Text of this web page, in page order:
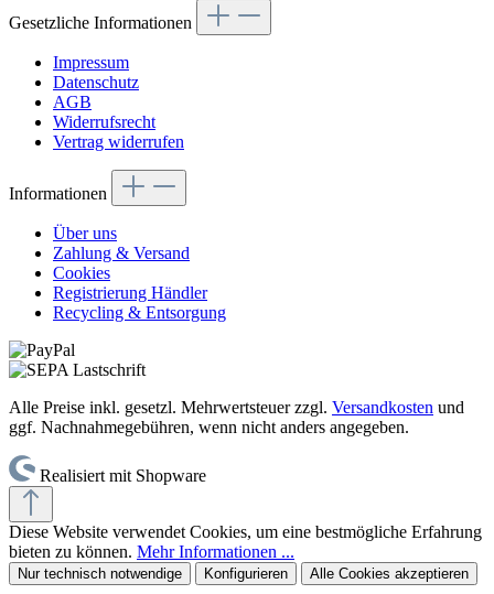
Gesetzliche Informationen
Impressum
Datenschutz
AGB
Widerrufsrecht
Vertrag widerrufen
Informationen
Über uns
Zahlung & Versand
Cookies
Registrierung Händler
Recycling & Entsorgung
Alle Preise inkl. gesetzl. Mehrwertsteuer zzgl. Versandkosten und
ggf. Nachnahmegebühren, wenn nicht anders angegeben.
Realisiert mit Shopware
Diese Website verwendet Cookies, um eine bestmögliche Erfahrung
bieten zu können. Mehr Informationen ...
Nur technisch notwendige Konfigurieren Alle Cookies akzeptieren